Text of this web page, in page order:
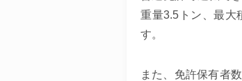
重量3.5トン、最大
す。
また、免許保有者